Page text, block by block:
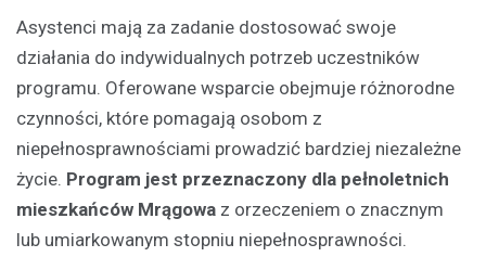
Asystenci mają za zadanie dostosować swoje
działania do indywidualnych potrzeb uczestników
programu. Oferowane wsparcie obejmuje różnorodne
czynności, które pomagają osobom z
niepełnosprawnościami prowadzić bardziej niezależne
życie. Program jest przeznaczony dla pełnoletnich
mieszkańców Mrągowa z orzeczeniem o znacznym
lub umiarkowanym stopniu niepełnosprawności.